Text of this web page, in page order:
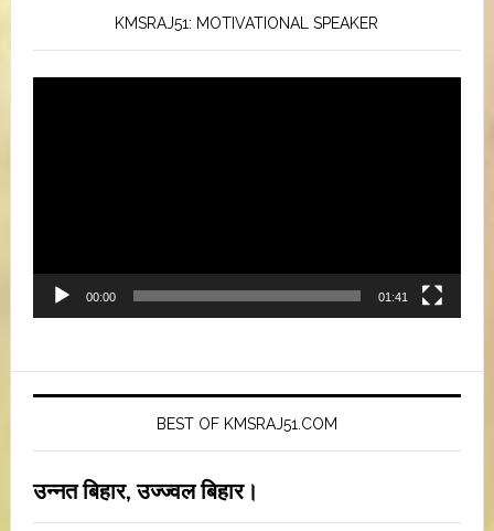
KMSRAJ51: MOTIVATIONAL SPEAKER
00:00 01:41
BEST OF KMSRAJ51.COM
उन्नत बिहार, उज्ज्वल बिहार।